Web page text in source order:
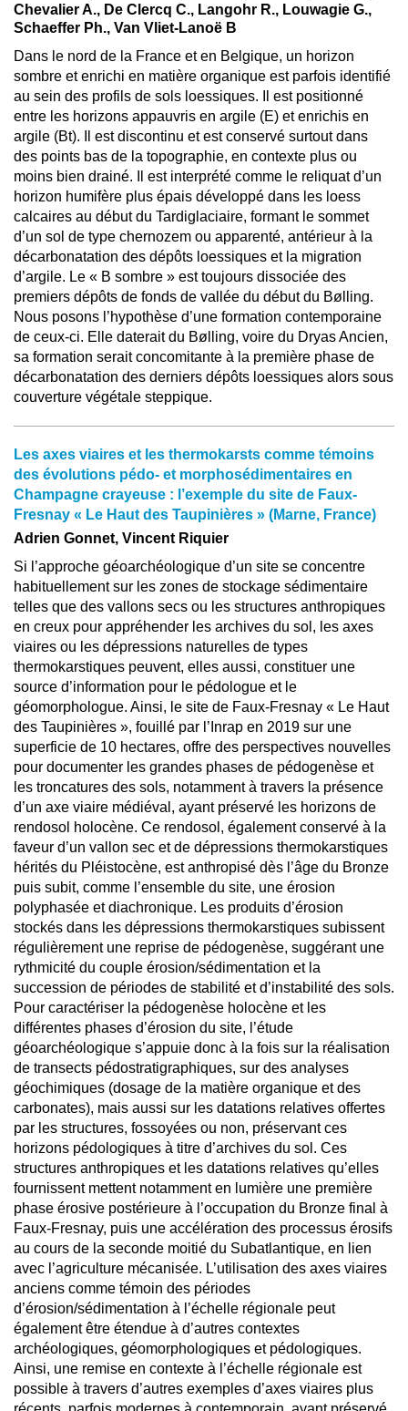
Chevalier A., De Clercq C., Langohr R., Louwagie G.,
Schaeffer Ph., Van Vliet-Lanoë B
Dans le nord de la France et en Belgique, un horizon
sombre et enrichi en matière organique est parfois identifié
au sein des profils de sols loessiques. Il est positionné
entre les horizons appauvris en argile (E) et enrichis en
argile (Bt). Il est discontinu et est conservé surtout dans
des points bas de la topographie, en contexte plus ou
moins bien drainé. Il est interprété comme le reliquat d’un
horizon humifère plus épais développé dans les loess
calcaires au début du Tardiglaciaire, formant le sommet
d’un sol de type chernozem ou apparenté, antérieur à la
décarbonatation des dépôts loessiques et la migration
d’argile. Le « B sombre » est toujours dissociée des
premiers dépôts de fonds de vallée du début du Bølling.
Nous posons l’hypothèse d’une formation contemporaine
de ceux-ci. Elle daterait du Bølling, voire du Dryas Ancien,
sa formation serait concomitante à la première phase de
décarbonatation des derniers dépôts loessiques alors sous
couverture végétale steppique.
Les axes viaires et les thermokarsts comme témoins
des évolutions pédo- et morphosédimentaires en
Champagne crayeuse : l’exemple du site de Faux-
Fresnay « Le Haut des Taupinières » (Marne, France)
Adrien Gonnet, Vincent Riquier
Si l’approche géoarchéologique d’un site se concentre
habituellement sur les zones de stockage sédimentaire
telles que des vallons secs ou les structures anthropiques
en creux pour appréhender les archives du sol, les axes
viaires ou les dépressions naturelles de types
thermokarstiques peuvent, elles aussi, constituer une
source d’information pour le pédologue et le
géomorphologue. Ainsi, le site de Faux-Fresnay « Le Haut
des Taupinières », fouillé par l’Inrap en 2019 sur une
superficie de 10 hectares, offre des perspectives nouvelles
pour documenter les grandes phases de pédogenèse et
les troncatures des sols, notamment à travers la présence
d’un axe viaire médiéval, ayant préservé les horizons de
rendosol holocène. Ce rendosol, également conservé à la
faveur d’un vallon sec et de dépressions thermokarstiques
hérités du Pléistocène, est anthropisé dès l’âge du Bronze
puis subit, comme l’ensemble du site, une érosion
polyphasée et diachronique. Les produits d’érosion
stockés dans les dépressions thermokarstiques subissent
régulièrement une reprise de pédogenèse, suggérant une
rythmicité du couple érosion/sédimentation et la
succession de périodes de stabilité et d’instabilité des sols.
Pour caractériser la pédogenèse holocène et les
différentes phases d’érosion du site, l’étude
géoarchéologique s’appuie donc à la fois sur la réalisation
de transects pédostratigraphiques, sur des analyses
géochimiques (dosage de la matière organique et des
carbonates), mais aussi sur les datations relatives offertes
par les structures, fossoyées ou non, préservant ces
horizons pédologiques à titre d’archives du sol. Ces
structures anthropiques et les datations relatives qu’elles
fournissent mettent notamment en lumière une première
phase érosive postérieure à l’occupation du Bronze final à
Faux-Fresnay, puis une accélération des processus érosifs
au cours de la seconde moitié du Subatlantique, en lien
avec l’agriculture mécanisée. L’utilisation des axes viaires
anciens comme témoin des périodes
d’érosion/sédimentation à l’échelle régionale peut
également être étendue à d’autres contextes
archéologiques, géomorphologiques et pédologiques.
Ainsi, une remise en contexte à l’échelle régionale est
possible à travers d’autres exemples d’axes viaires plus